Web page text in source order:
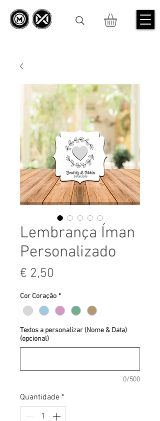
Lembrança Íman
Personalizado
€ 2,50
Cor Coração *
Textos a personalizar (Nome & Data)
(opcional)
0/500
Quantidade *